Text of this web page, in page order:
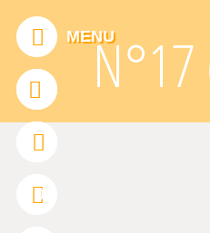
N°17
MENU
ADDTHIS EST DÉSACTIVÉ.
0